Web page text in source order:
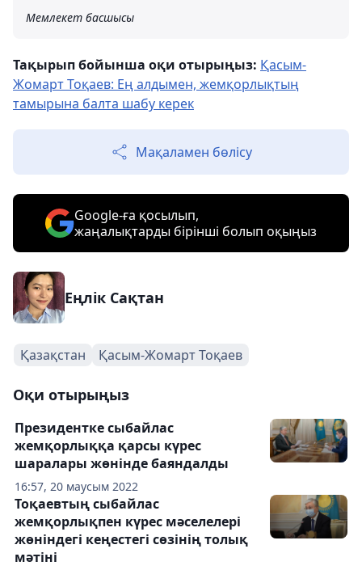
Мемлекет басшысы
Тақырып бойынша оқи отырыңыз: Қасым-
Жомарт Тоқаев: Ең алдымен, жемқорлықтың
тамырына балта шабу керек
Мақаламен бөлісу
Google-ға қосылып,
жаңалықтарды бірінші болып оқыңыз
Еңлік Сақтан
Қазақстан Қасым-Жомарт Тоқаев
Оқи отырыңыз
16:57, 20 маусым 2022
Президентке сыбайлас
жемқорлыққа қарсы күрес
шаралары жөнінде баяндалды
Тоқаевтың сыбайлас
жемқорлықпен күрес мәселелері
жөніндегі кеңестегі сөзінің толық
мәтіні